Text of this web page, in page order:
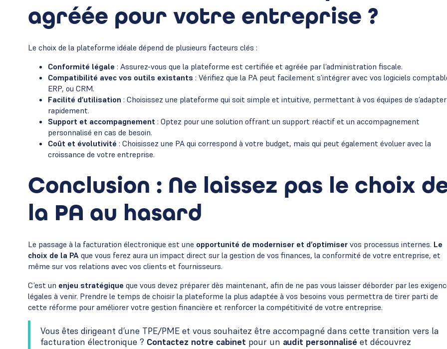
agréée pour votre entreprise ?
Le choix de la plateforme idéale dépend de plusieurs facteurs clés :
Conformité légale : Assurez-vous que la plateforme est certifiée et agréée par l’administration fiscale.
Compatibilité avec vos outils existants : Vérifiez que la PA peut facilement s’intégrer avec vos logiciels
ERP, ou CRM.
Facilité d’utilisation : Choisissez une plateforme qui soit simple et intuitive, permettant à vos équipes de s’adapter
rapidement.
Support et accompagnement : Optez pour une solution offrant un support réactif et un accompagnement
personnalisé en cas de besoin.
Coût et évolutivité : Choisissez une PA qui correspond à votre budget, mais qui peut également évoluer avec la
croissance de votre entreprise.
Conclusion : Ne laissez pas le choix
la PA au hasard
Le passage à la facturation électronique est une opportunité de moderniser et d’optimiser vos processus internes. Le
choix de la PAque vous ferez aura un impact direct sur la gestion de vos finances, la conformité de votre entreprise, et
même sur vos relations avec vos clients et fournisseurs.
C’est un enjeu stratégique que vous devez préparer dès maintenant, afin de ne pas vous laisser déborder par les
légales à venir. Prendre le temps de choisir la plateforme la plus adaptée à vos besoins vous permettra de tirer parti de
cette réforme pour améliorer votre gestion financière et renforcer la compétitivité de votre entreprise.
Vous êtes dirigeant d’une TPE/PME et vous souhaitez être accompagné dans cette transition vers la
facturation électronique ? Contactez notre cabinet pour un audit personnalisé et découvrez